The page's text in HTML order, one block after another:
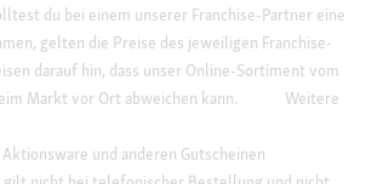
du bei einem unserer Franchise-Partner eine
gelten die Preise des jeweiligen Franchise-
darauf hin, dass unser Online-Sortiment vom
Markt vor Ort abweichen kann.
Weitere
und anderen Gutscheinen